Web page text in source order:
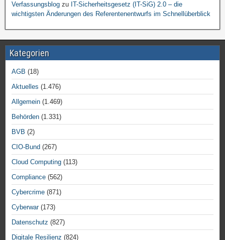
Verfassungsblog zu IT-Sicherheitsgesetz (IT-SiG) 2.0 – die
wichtigsten Änderungen des Referentenentwurfs im Schnellüberblick
Kategorien
AGB (18)
Aktuelles (1.476)
Allgemein (1.469)
Behörden (1.331)
BVB (2)
CIO-Bund (267)
Cloud Computing (113)
Compliance (562)
Cybercrime (871)
Cyberwar(173)
Datenschutz (827)
Digitale Resilienz (824)